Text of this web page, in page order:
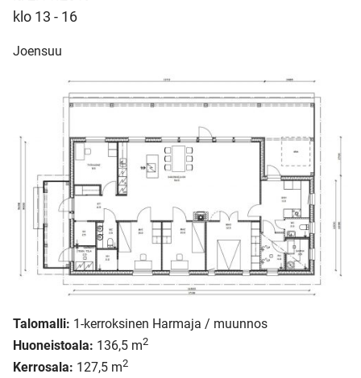
klo 13 - 16
Joensuu
Talomalli: 1-kerroksinen Harmaja / muunnos
Huoneistoala: 136,5 m2
Kerrosala: 127,5 m2